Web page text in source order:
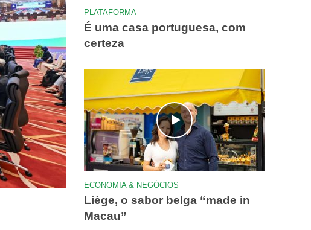
PLATAFORMA
É uma casa portuguesa, com
certeza
ECONOMIA & NEGÓCIOS
Liège, o sabor belga “made in
Macau”